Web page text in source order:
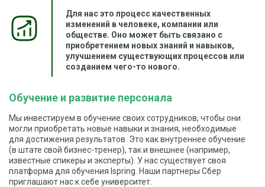
Для нас это процесс качественных
изменений в человеке, компании или
обществе. Оно может быть связано с
приобретением новых знаний и навыков,
улучшением существующих процессов или
созданием чего-то нового.
Обучение и развитие персонала
Мы инвестируем в обучение своих сотрудников, чтобы они
могли приобретать новые навыки и знания, необходимые
для достижения результатов. Это как внутреннее обучение
(в штате свой бизнес-тренер), так и внешнее (например,
известные спикеры и эксперты). У нас существует своя
платформа для обучения Ispring. Наши партнеры Сбер
приглашают нас к себе университет.